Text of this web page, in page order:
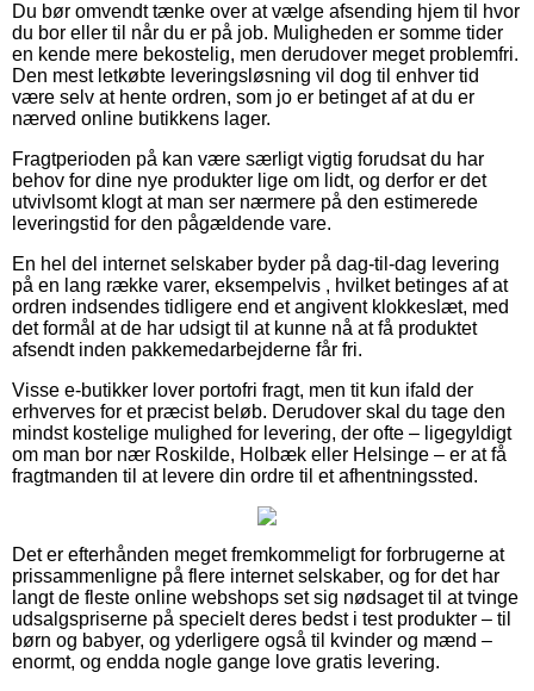
Du bør omvendt tænke over at vælge afsending hjem til hvor
du bor eller til når du er på job. Muligheden er somme tider
en kende mere bekostelig, men derudover meget problemfri.
Den mest letkøbte leveringsløsning vil dog til enhver tid
være selv at hente ordren, som jo er betinget af at du er
nærved online butikkens lager.
Fragtperioden på kan være særligt vigtig forudsat du har
behov for dine nye produkter lige om lidt, og derfor er det
utvivlsomt klogt at man ser nærmere på den estimerede
leveringstid for den pågældende vare.
En hel del internet selskaber byder på dag-til-dag levering
på en lang række varer, eksempelvis , hvilket betinges af at
ordren indsendes tidligere end et angivent klokkeslæt, med
det formål at de har udsigt til at kunne nå at få produktet
afsendt inden pakkemedarbejderne får fri.
Visse e-butikker lover portofri fragt, men tit kun ifald der
erhverves for et præcist beløb. Derudover skal du tage den
mindst kostelige mulighed for levering, der ofte – ligegyldigt
om man bor nær Roskilde, Holbæk eller Helsinge – er at få
fragtmanden til at levere din ordre til et afhentningssted.
Det er efterhånden meget fremkommeligt for forbrugerne at
prissammenligne på flere internet selskaber, og for det har
langt de fleste online webshops set sig nødsaget til at tvinge
udsalgspriserne på specielt deres bedst i test produkter – til
børn og babyer, og yderligere også til kvinder og mænd –
enormt, og endda nogle gange love gratis levering.